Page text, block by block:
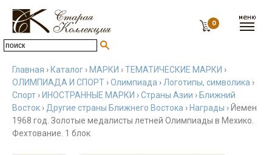
0
Главная › Каталог › МАРКИ ›ТЕМАТИЧЕСКИЕ МАРКИ ›
ОЛИМПИАДА И СПОРТ ›Олимпиада › Логотипы, символика ›
Спорт › ИНОСТРАННЫЕ МАРКИ ›Страны Азии › Ближний
Восток › Другие страны Ближнего Востока › Награды › Йемен
1968 год. Золотые медалисты летней Олимпиады в Мехико.
Фехтование. 1 блок